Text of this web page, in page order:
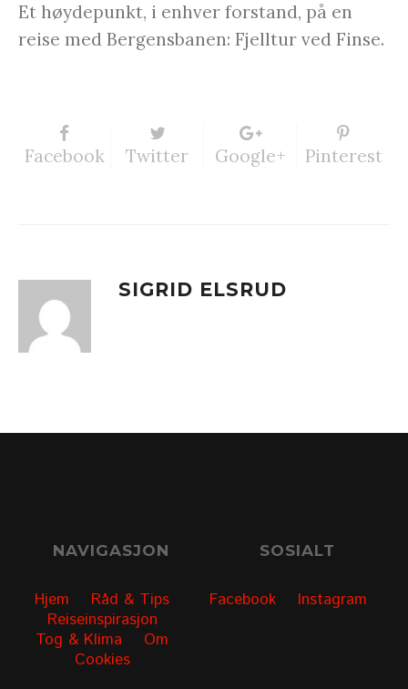
Et høydepunkt, i enhver forstand, på en
reise med Bergensbanen: Fjelltur ved Finse.
Facebook Twitter Google+ Pinterest
SIGRID ELSRUD
NAVIGASJON
Hjem
Råd & Tips
Reiseinspirasjon
Tog & Klima
Om
Cookies
SOSIALT
Facebook Instagram